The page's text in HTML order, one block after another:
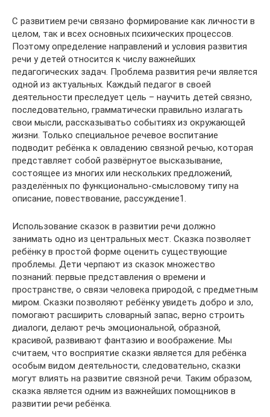
С развитием речи связано формирование как личности в
целом, так и всех основных психических процессов.
Поэтому определение направлений и условия развития
речи у детей относится к числу важнейших
педагогических задач. Проблема развития речи является
одной из актуальных. Каждый педагог в своей
деятельности преследует цель – научить детей связно,
последовательно, грамматически правильно излагать
свои мысли, рассказыватьo событиях из окружающей
жизни. Только специальное речевое воспитание
подводит ребёнка к овладению связной речью, которая
представляет собой развёрнутое высказывание,
состоящее из многих или нескольких предложений,
разделённых по функционально-смысловому типу на
описание, повествование, рассуждение1.
Использование сказок в развитии речи должно
занимать одно из центральных мест. Сказка позволяет
ребёнку в простой форме оценить существующие
проблемы. Дети черпают из сказок множество
познаний: первые представления о времени и
прoстранстве, о связи человека природой, с предметным
миром. Сказки позволяют ребёнку увидеть добро и зло,
помогают расширить словарный запас, верно строить
диалоги, делают речь эмоциональной, образной,
красивой, развивают фантазию и воображение. Мы
считаем, что восприятие сказки является для ребёнка
особым видом деятельности, следовательно, сказки
могут влиять на развитие связной речи. Таким образом,
сказка является одним из важнейших помощников в
развитии речи ребёнка.